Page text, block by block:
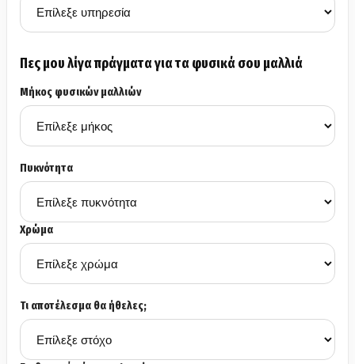
Πες μου λίγα πράγματα για τα φυσικά σου μαλλιά
Μήκος φυσικών μαλλιών
Πυκνότητα
Χρώμα
Τι αποτέλεσμα θα ήθελες;